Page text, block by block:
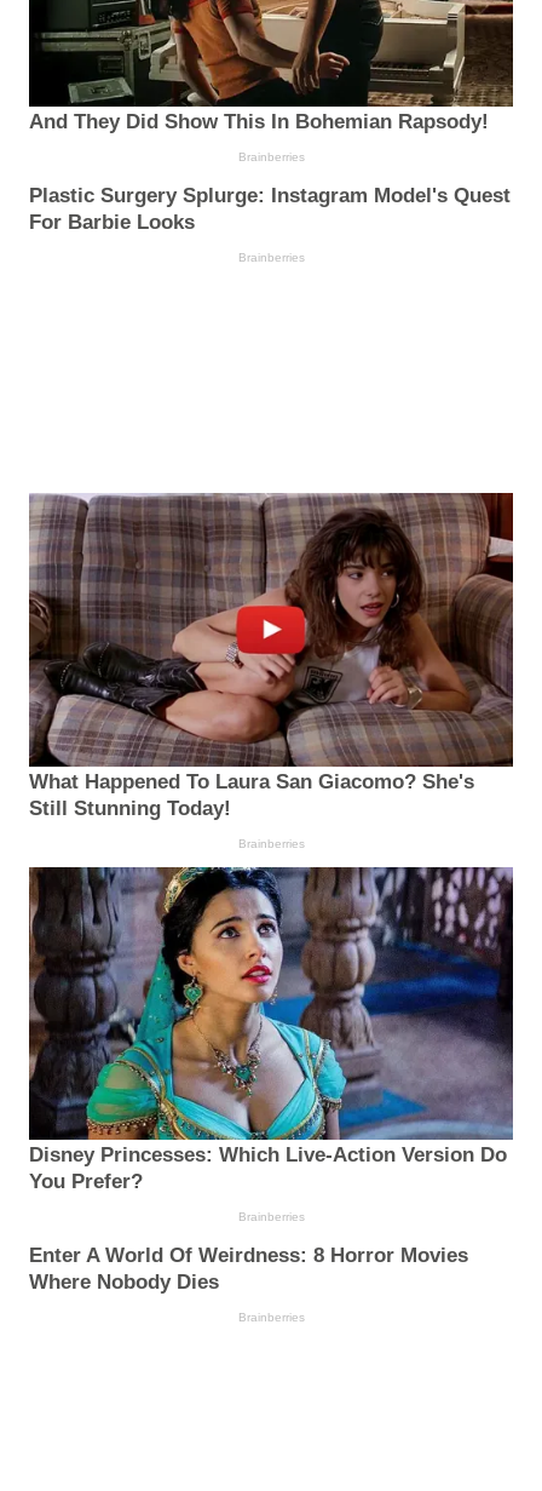
And They Did Show This In Bohemian Rapsody!
Brainberries
Plastic Surgery Splurge: Instagram Model's Quest
For Barbie Looks
Brainberries
What Happened To Laura San Giacomo? She's
Still Stunning Today!
Brainberries
Disney Princesses: Which Live-Action Version Do
You Prefer?
Brainberries
Enter A World Of Weirdness: 8 Horror Movies
Where Nobody Dies
Brainberries